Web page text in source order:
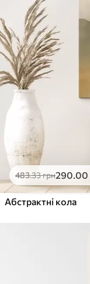
483.33грн290.00
Абстрактні кола